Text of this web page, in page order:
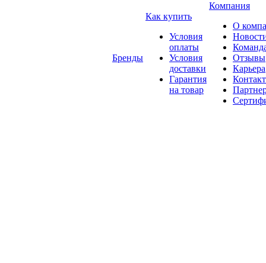
Бренды
Как купить
Условия
оплаты
Условия
доставки
Гарантия
на товар
Компания
О
Отзывы
Карьера